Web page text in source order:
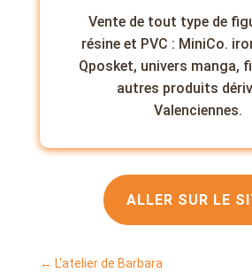
Vente de tout type de
résine et PVC : MiniCo.
Qposket, univers manga,
autres produits
Valenciennes.
ALLER SUR LE
← L'atelier de Barbara